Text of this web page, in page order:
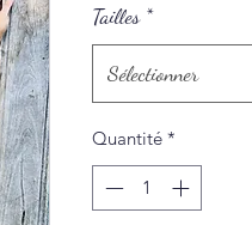
Tailles *
Sélectionner
Quantité *